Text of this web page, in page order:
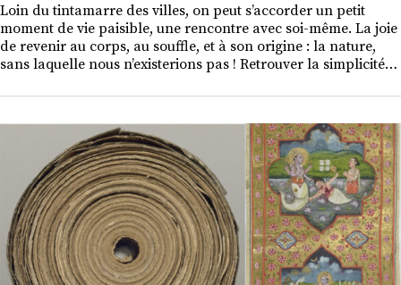
Loin du tintamarre des villes, on peut s’accorder un petit
moment de vie paisible, une rencontre avec soi-même. La joie
de revenir au corps, au souffle, et à son origine : la nature,
sans laquelle nous n’existerions pas ! Retrouver la simplicité…